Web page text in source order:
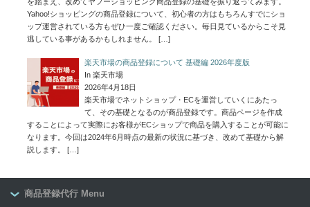
Yahoo!ショッピングの商品登録について、初心者の方はもちろんすでにショ
ップ運営されている方もぜひ一度ご確認ください。毎日見ているからこそ見
逃している事があるかもしれません。
[…]
楽天市場の商品登録について 基礎編 2026年度版
In 楽天市場
2026年4月18日
楽天市場でネットショップ・ECを運営していくにあたっ
て、その基礎となるのが商品登録です。商品ページを作成
することによって実際にお客様がECショップで商品を購入することが可能に
なります。今回は2024年6月時点の最新の状況に基づき、改めて基礎から解
説します。
[…]
商品登録代行 Menu